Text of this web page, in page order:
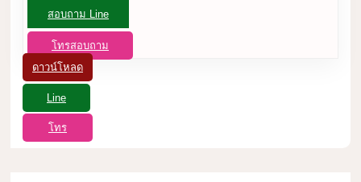
สอบถาม Line
โทรสอบถาม
ดาวน์โหลด
Line
โทร